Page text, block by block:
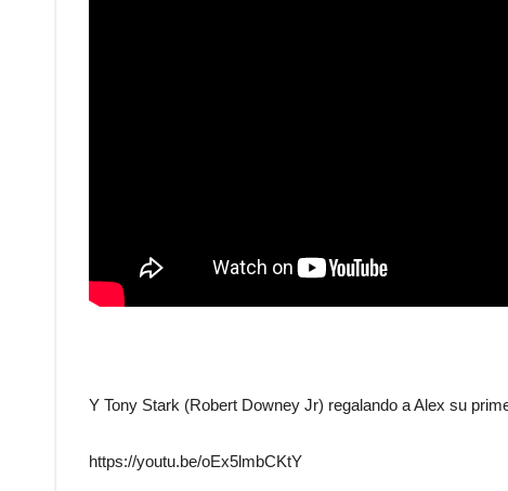
Y Tony Stark (Robert Downey Jr) regalando a Alex su
https://youtu.be/oEx5lmbCKtY